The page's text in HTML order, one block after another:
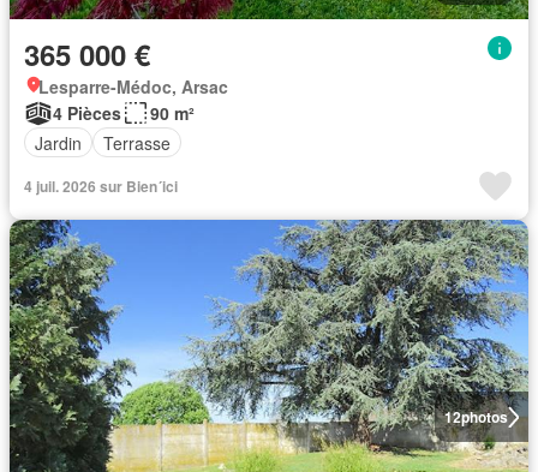
365 000 €
Lesparre-Médoc, Arsac
4 Pièces
90 m²
Jardin
Terrasse
4 juil. 2026 sur Bien´ici
12photos